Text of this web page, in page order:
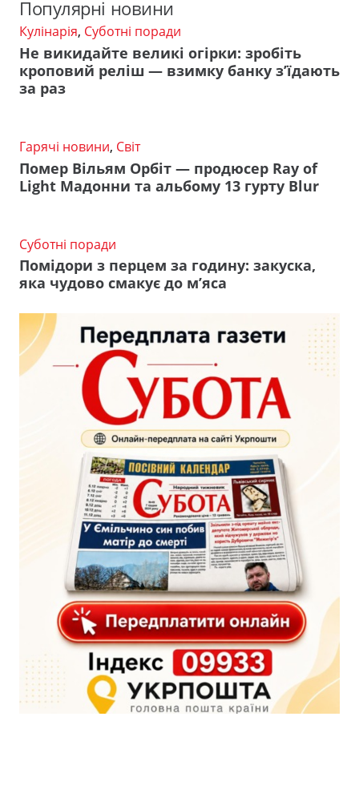
Популярні новини
Кулінарія, Суботні поради
Не викидайте великі огірки: зробіть
кроповий реліш — взимку банку з’їдають
за раз
Гарячі новини, Світ
Помер Вільям Орбіт — продюсер Ray of
Light Мадонни та альбому 13 гурту Blur
Суботні поради
Помідори з перцем за годину: закуска,
яка чудово смакує до м’яса